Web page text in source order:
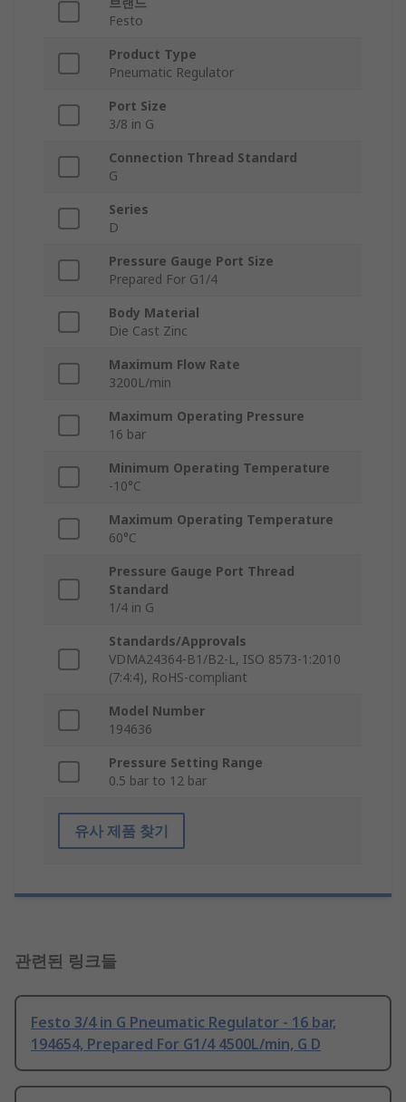
Festo
Product Type
Pneumatic Regulator
Port Size
3/8 in G
Connection Thread Standard
G
Series
D
Pressure Gauge Port Size
Prepared For G1/4
Body Material
Die Cast Zinc
Maximum Flow Rate
3200L/min
Maximum Operating Pressure
16 bar
Minimum Operating Temperature
-10°C
Maximum Operating Temperature
60°C
Pressure Gauge Port Thread
Standard
1/4 in G
Standards/Approvals
VDMA24364-B1/B2-L, ISO 8573-1:2010
(7:4:4), RoHS-compliant
Model Number
194636
Pressure Setting Range
0.5 bar to 12 bar
유사 제품 찾기
관련된 링크들
Festo 3/4 in G Pneumatic Regulator - 16 bar,
194654, Prepared For G1/4 4500L/min, G D